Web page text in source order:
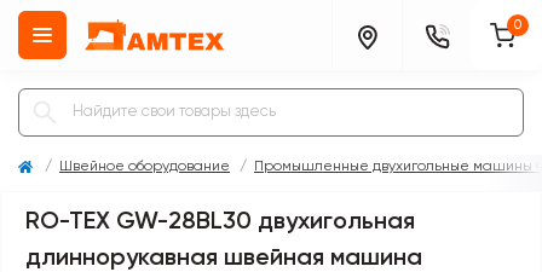
0
Швейное оборудование Промышленные двухигольные машины
RO-TEX GW-28BL30 двухигольная
длиннорукавная швейная машина